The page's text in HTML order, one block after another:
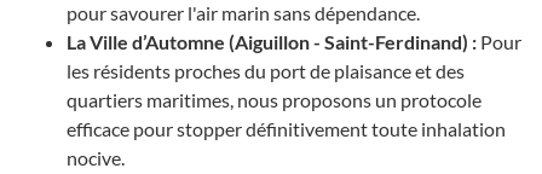
pour savourer l'air marin sans dépendance.
La Ville d’Automne (Aiguillon - Saint-Ferdinand) : Pour
les résidents proches du port de plaisance et des
quartiers maritimes, nous proposons un protocole
efficace pour stopper définitivement toute inhalation
nocive.